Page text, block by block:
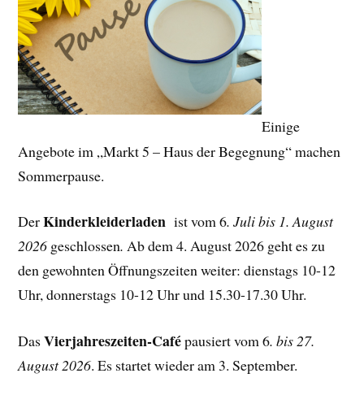
Einige
Angebote im „Markt 5 – Haus der Begegnung“ machen
Sommerpause.
DerKinderkleiderladen ist vom 6. Juli bis 1. August
2026 geschlossen.Ab dem 4. August 2026 geht es zu
den gewohnten Öffnungszeiten weiter: dienstags 10-12
Uhr, donnerstags 10-12 Uhr und 15.30-17.30 Uhr.
DasVierjahreszeiten-Cafépausiert vom 6. bis 27.
August 2026. Es startet wieder am 3. September.